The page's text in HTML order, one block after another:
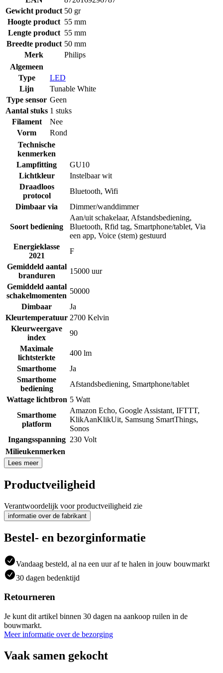
Gewicht product 50 gr
Hoogte product 55 mm
Lengte product 55 mm
Breedte product 50 mm
Merk
Philips
Algemeen
Type
LED
Lijn
Tunable White
Type sensor Geen
Aantal stuks 1 stuks
Filament
Nee
Vorm
Rond
Technische
kenmerken
Lampfitting
GU10
Lichtkleur
Instelbaar wit
Draadloos
protocol
Bluetooth, Wifi
Dimbaar via
Dimmer/wanddimmer
Soort bediening
Aan/uit schakelaar, Afstandsbediening,
Bluetooth, Rfid tag, Smartphone/tablet, Via
een app, Voice (stem) gestuurd
Energieklasse
2021
F
Gemiddeld aantal
branduren
15000 uur
Gemiddeld aantal
schakelmomenten
50000
Dimbaar
Ja
Kleurtemperatuur 2700 Kelvin
Kleurweergave
index
90
Maximale
lichtsterkte
400 lm
Smarthome
Ja
Smarthome
bediening
Afstandsbediening, Smartphone/tablet
Wattage lichtbron 5 Watt
Smarthome
platform
Amazon Echo, Google Assistant, IFTTT,
KlikAanKlikUit, Samsung SmartThings,
Sonos
Ingangsspanning 230 Volt
Milieukenmerken
Lees meer
Productveiligheid
Verantwoordelijk voor productveiligheid zie
informatie over de fabrikant
Bestel- en bezorginformatie
Vandaag besteld, al na een uur af te halen in jouw bouwmarkt
30 dagen bedenktijd
Retourneren
Je kunt dit artikel binnen 30 dagen na aankoop ruilen in de
bouwmarkt.
Meer informatie over de bezorging
Vaak samen gekocht